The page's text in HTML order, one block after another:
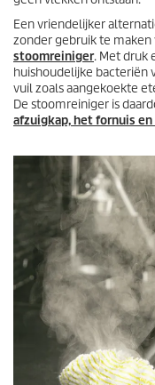
Een vriendelijker
zonder gebruik te
stoomreiniger. Met druk
huishoudelijke bacteriën
vuil zoals aangekoekte
De stoomreiniger is
afzuigkap, het fornuis en